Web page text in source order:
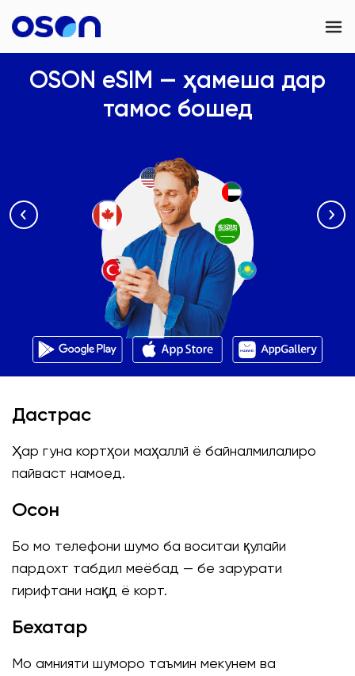
OSON Games
OSON Business
Tajikistan
OSON eSIM — ҳамеша дар
тамос бошед
Дастрас
Ҳар гуна кортҳои маҳаллӣ ё байналмилалиро
пайваст намоед.
Осон
Бо мо телефони шумо ба воситаи қулайи
пардохт табдил меёбад — бе зарурати
гирифтани нақд ё корт.
Бехатар
Мо амнияти шуморо таъмин мекунем ва